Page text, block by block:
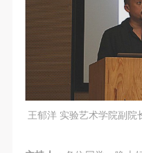
王郁洋 实验艺术学院副院
识。
第二条
参加本次活动者必须遵
律、法规，必须遵循道
备以人为本、团结友爱
品质。
参加本次活动人员应该
识。
第二条
参加本次活动者必须遵
律、法规，必须遵循道
备以人为本、团结友爱
品质。
参加本次活动人员应该
识。
第二条
参加本次活动者必须遵
律、法规，必须遵循道
备以人为本、团结友爱
品质。
参加本次活动人员应该